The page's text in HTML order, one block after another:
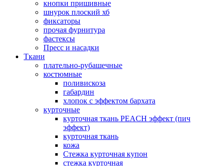
кнопки пришивные
шнурок плоский хб
фиксаторы
прочая фурнитура
фастексы
Пресс и насадки
Ткани
плательно-рубашечные
костюмные
поливискоза
габардин
хлопок с эффектом бархата
курточные
курточная ткань PEACH эффект (пич
эффект)
курточная ткань
кожа
Стежка курточная купон
стежка курточная